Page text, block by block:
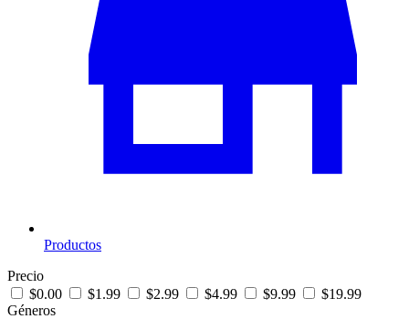
Productos
Precio
$0.00
$1.99 $2.99 $4.99 $9.99
$19.99
Géneros